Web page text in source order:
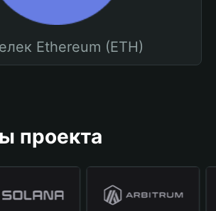
Ethereum (ETH)
проекта